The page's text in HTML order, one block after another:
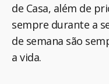
de Casa, além de
sempre durante a
de semana são
a vida.